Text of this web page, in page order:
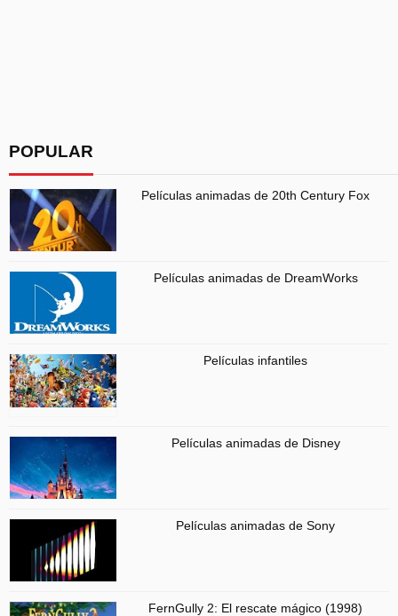
POPULAR
Películas animadas de 20th Century Fox
Películas animadas de DreamWorks
Películas infantiles
Películas animadas de Disney
Películas animadas de Sony
FernGully 2: El rescate mágico (1998)